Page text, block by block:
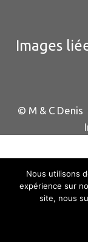
Images
© M & C
Nous utilisons
expérience sur
site, nous